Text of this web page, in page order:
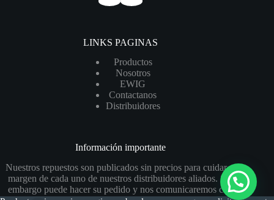
LINKS PAGINAS
Productos
Nosotros
EWIG
Contactanos
Distribuidores
Información importante
Nuestros repuestos son publicados sin precios para cuidar el
margen de cada uno de nuestros distribuidores aliados. Sin
embargo puede hacer su pedido y nos comunicaremos con